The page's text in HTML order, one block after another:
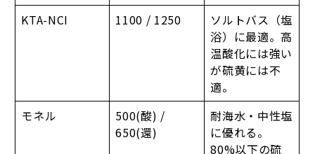
KTA-NCI
1100 / 1250
ソルトバス（塩
浴）に最適。高
温酸化には強い
が硫黄には不
適。
モネル
500(酸) /
650(還)
耐海水・中性塩
に優れる。
80%以下の硫